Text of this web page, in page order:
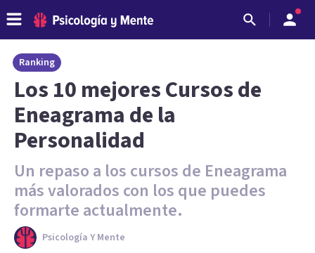
Ranking
Los 10 mejores Cursos de
Eneagrama de la
Personalidad
Un repaso a los cursos de Eneagrama
más valorados con los que puedes
formarte actualmente.
Psicología Y Mente